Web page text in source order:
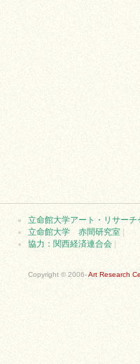
立命館大学アート・リサーチ
立命館大学 赤間研究室
協力：関西経済連合会
Copyright © 2006-Art Research